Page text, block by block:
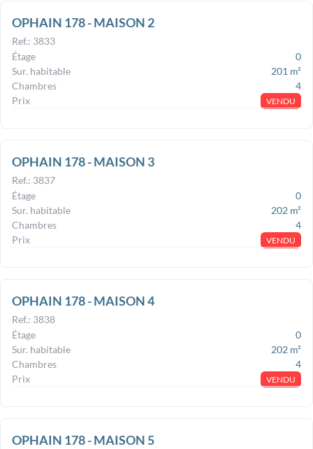
OPHAIN 178 - MAISON 2
Ref.: 3833
Étage
0
Sur. habitable
201 m²
Chambres
4
Prix
VENDU
OPHAIN 178 - MAISON 3
Ref.: 3837
Étage
0
Sur. habitable
202 m²
Chambres
4
Prix
VENDU
OPHAIN 178 - MAISON 4
Ref.: 3838
Étage
0
Sur. habitable
202 m²
Chambres
4
Prix
VENDU
OPHAIN 178 - MAISON 5